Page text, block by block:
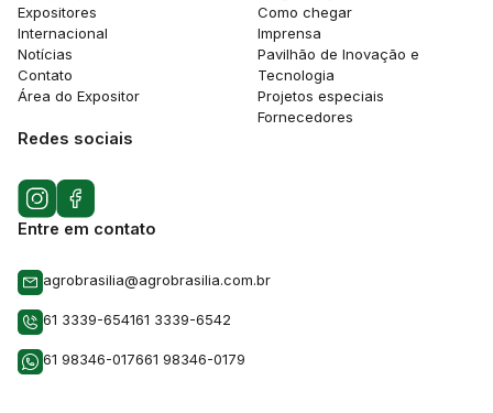
Expositores
Internacional
Notícias
Contato
Área do Expositor
Como chegar
Imprensa
Pavilhão de Inovação e
Tecnologia
Projetos especiais
Fornecedores
Redes sociais
Entre em contato
agrobrasilia@agrobrasilia.com.br
61 3339-654161 3339-6542
61 98346-017661 98346-0179